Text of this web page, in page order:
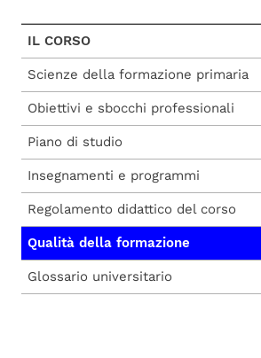
IL CORSO
Scienze della formazione primaria
Obiettivi e sbocchi professionali
Piano di studio
Insegnamenti e programmi
Regolamento didattico del corso
Qualità della formazione
Glossario universitario